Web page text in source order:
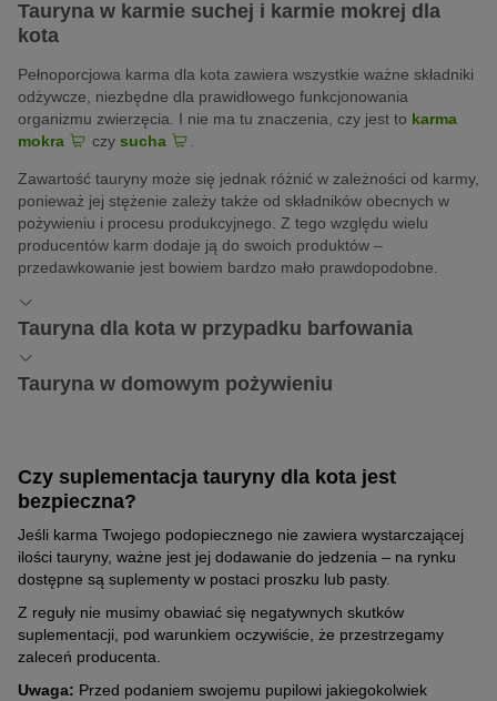
Tauryna w karmie suchej i karmie mokrej dla
kota
Pełnoporcjowa karma dla kota zawiera wszystkie ważne składniki
odżywcze, niezbędne dla prawidłowego funkcjonowania
organizmu zwierzęcia. I nie ma tu znaczenia, czy jest to karma
mokra
czy sucha .
Zawartość tauryny może się jednak różnić w zależności od karmy,
ponieważ jej stężenie zależy także od składników obecnych w
pożywieniu i procesu produkcyjnego. Z tego względu wielu
producentów karm dodaje ją do swoich produktów –
przedawkowanie jest bowiem bardzo mało prawdopodobne.
Tauryna dla kota w przypadku barfowania
W diecie typu BARF zawartość tauryny jest zazwyczaj zupełnie
wystarczająca, pod warunkiem oczywiście, że w jej skład
Tauryna w domowym pożywieniu
czwartej jej pierwotnej ilości. Podczas smażenia jeszcze więcej,
bo około połowy.
Czy suplementacja tauryny dla kota jest
bezpieczna?
Jeśli karma Twojego podopiecznego nie zawiera wystarczającej
ilości tauryny, ważne jest jej dodawanie do jedzenia – na rynku
dostępne są suplementy w postaci proszku lub pasty.
Z reguły nie musimy obawiać się negatywnych skutków
suplementacji, pod warunkiem oczywiście, że przestrzegamy
zaleceń producenta.
Uwaga: Przed podaniem swojemu pupilowi jakiegokolwiek